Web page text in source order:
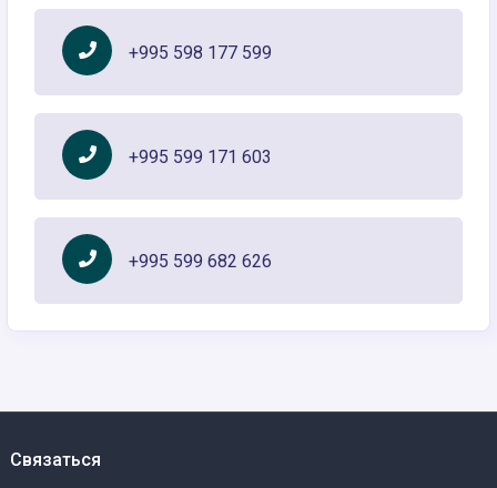
+995 598 177 599
+995 599 171 603
+995 599 682 626
Связаться